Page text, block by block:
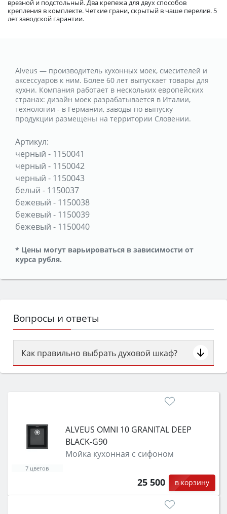
врезной и подстольный. Два крепежа для двух способов
крепления в комплекте. Четкие грани, скрытый в чаше перелив. 5
лет заводской гарантии.
Alveus — производитель кухонных моек, смесителей и
аксессуаров к ним. Более 60 лет выпускает товары для
кухни. Компания работает в нескольких европейских
странах: дизайн моек разрабатывается в Италии,
технологии - в Германии, заводы по выпуску
продукции размещены на территории Словении.
Артикул:
черный - 1150041
черный - 1150042
черный - 1150043
белый - 1150037
бежевый - 1150038
бежевый - 1150039
бежевый - 1150040
* Цены могут варьироваться в зависимости от
курса рубля.
Вопросы и ответы
Как правильно выбрать духовой шкаф?
Сначала определитесь с типом (газовый или
затем смотрите на объём 50–70 л для семьи,
функции (конвекция, гриль, самоочистка,
защита от детей).ALVEUS OMNI 10 GRANITAL DEEP
BLACK-G90
Мойка кухонная с сифоном
25 500 в корзину
7 цветов